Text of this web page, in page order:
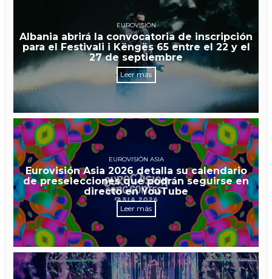
EUROVISIÓN
Albania abrirá la convocatoria de inscripción
para el Festivali i Këngës 65 entre el 22 y el
27 de septiembre
Leer más
EUROVISIÓN ASIA
Eurovisión Asia 2026 detalla su calendario
de preselecciones que podrán seguirse en
directo en YouTube
Leer más